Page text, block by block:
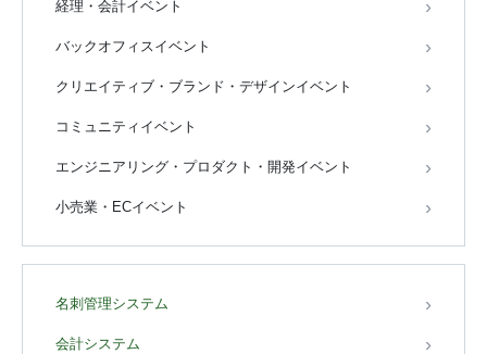
経理・会計イベント
バックオフィスイベント
クリエイティブ・ブランド・デザインイベント
コミュニティイベント
エンジニアリング・プロダクト・開発イベント
小売業・ECイベント
名刺管理システム
会計システム